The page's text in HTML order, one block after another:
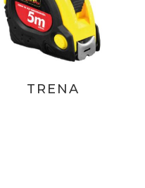
TRENA